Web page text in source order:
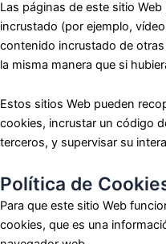
Las páginas de este sitio
incrustado (por ejemplo,
contenido incrustado de
la misma manera que si
Estos sitios Web pueden
cookies, incrustar un código
terceros, y supervisar su
Política de
Para que este sitio Web
cookies, que es una